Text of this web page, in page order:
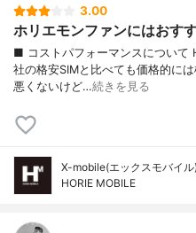
3.00
ホリエモンファンにはおす
■ コストパフォーマンスについて
社の格安SIMと比べても価格的に
悪くないけど…続きを見る
X-mobile(エックスモバイル)
HORIE MOBILE